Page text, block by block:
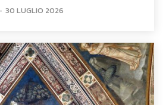
30 LUGLIO 2026